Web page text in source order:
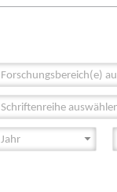
Forschungsbereich(e)
Schriftenreihe